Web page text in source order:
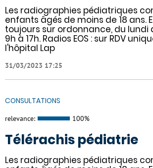
Les radiographies pédiatriques
enfants âgés de moins de 18 ans.
toujours sur ordonnance, du lundi
9h à 17h. Radios EOS : sur RDV
l'hôpital Lap
31/03/2023 17:25
CONSULTATIONS
relevance: 100%
Télérachis pédiatrie
Les radiographies pédiatriques